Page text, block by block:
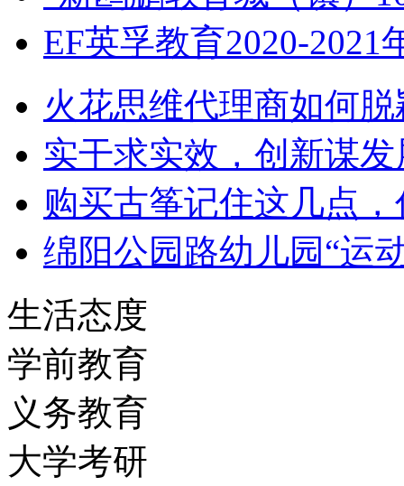
EF英孚教育2020-2021
火花思维代理商如何
实干求实效，创新谋
购买古筝记住这几点
绵阳公园路幼儿园“运
生活态度
学前教育
义务教育
大学考研